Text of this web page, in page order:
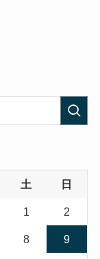
土 日
1 2
8 9